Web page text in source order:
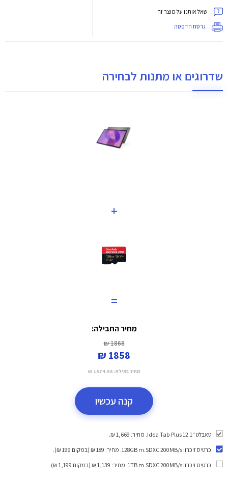
שאל אותנו על מוצר זה
גרסת הדפסה
שדרוגים או מתנות לבחירה
+
=
מחיר החבילה:
1868 ₪
1858 ₪
מחיר באילת: 1574.58 ₪
קנה עכשיו
טאבלט "12.1 Idea Tab Plus. מחיר: 1,669 ₪.
כרטיס זיכרון 128GB m.SDXC 200MB/s
. מחיר: 189 ₪ (במקום 199 ₪).
כרטיס זיכרון 1TB m.SDXC 200MB/s
. מחיר: 1,139 ₪ (במקום 1,199 ₪).